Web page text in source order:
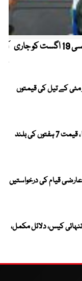
کیریبین پریمیئر لیگ ، قومی کرکٹرز کو این او سی 19 اگست کو جاری
مٹی کے تیل کی قیمتوں
عالمی مارکیٹ میں سونا مزید مہنگا ، قیمت 7 ہفتوں کی بلند
قیام کی درخواستیں
تنہائی کیس، دلائل مکمل،